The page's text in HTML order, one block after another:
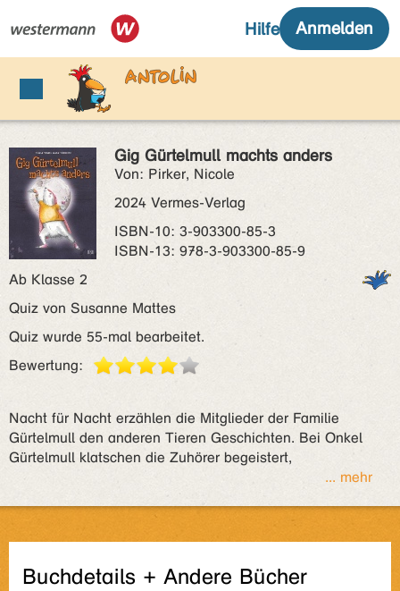
Gig Gürtelmull machts anders
Von: Pirker, Nicole
2024 Vermes-Verlag
ISBN‑10: 3-903300-85-3
ISBN‑13: 978-3-903300-85-9
Ab Klasse 2
Quiz von Susanne Mattes
Quiz wurde 55-mal bearbeitet.
Bewertung:
Nacht für Nacht erzählen die Mitglieder der Familie
Gürtelmull den anderen Tieren Geschichten. Bei Onkel
Gürtelmull klatschen die Zuhörer begeistert,
... mehr
Buchdetails + Andere Bücher